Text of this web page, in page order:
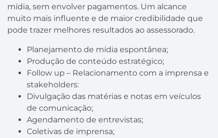
mídia, sem envolver pagamentos. Um alcance
muito mais influente e de maior credibilidade que
pode trazer melhores resultados ao assessorado.
Planejamento de mídia espontânea;
Produção de conteúdo estratégico;
Follow up – Relacionamento com a imprensa e
stakeholders:
Divulgação das matérias e notas em veículos
de comunicação;
Agendamento de entrevistas;
Coletivas de imprensa;